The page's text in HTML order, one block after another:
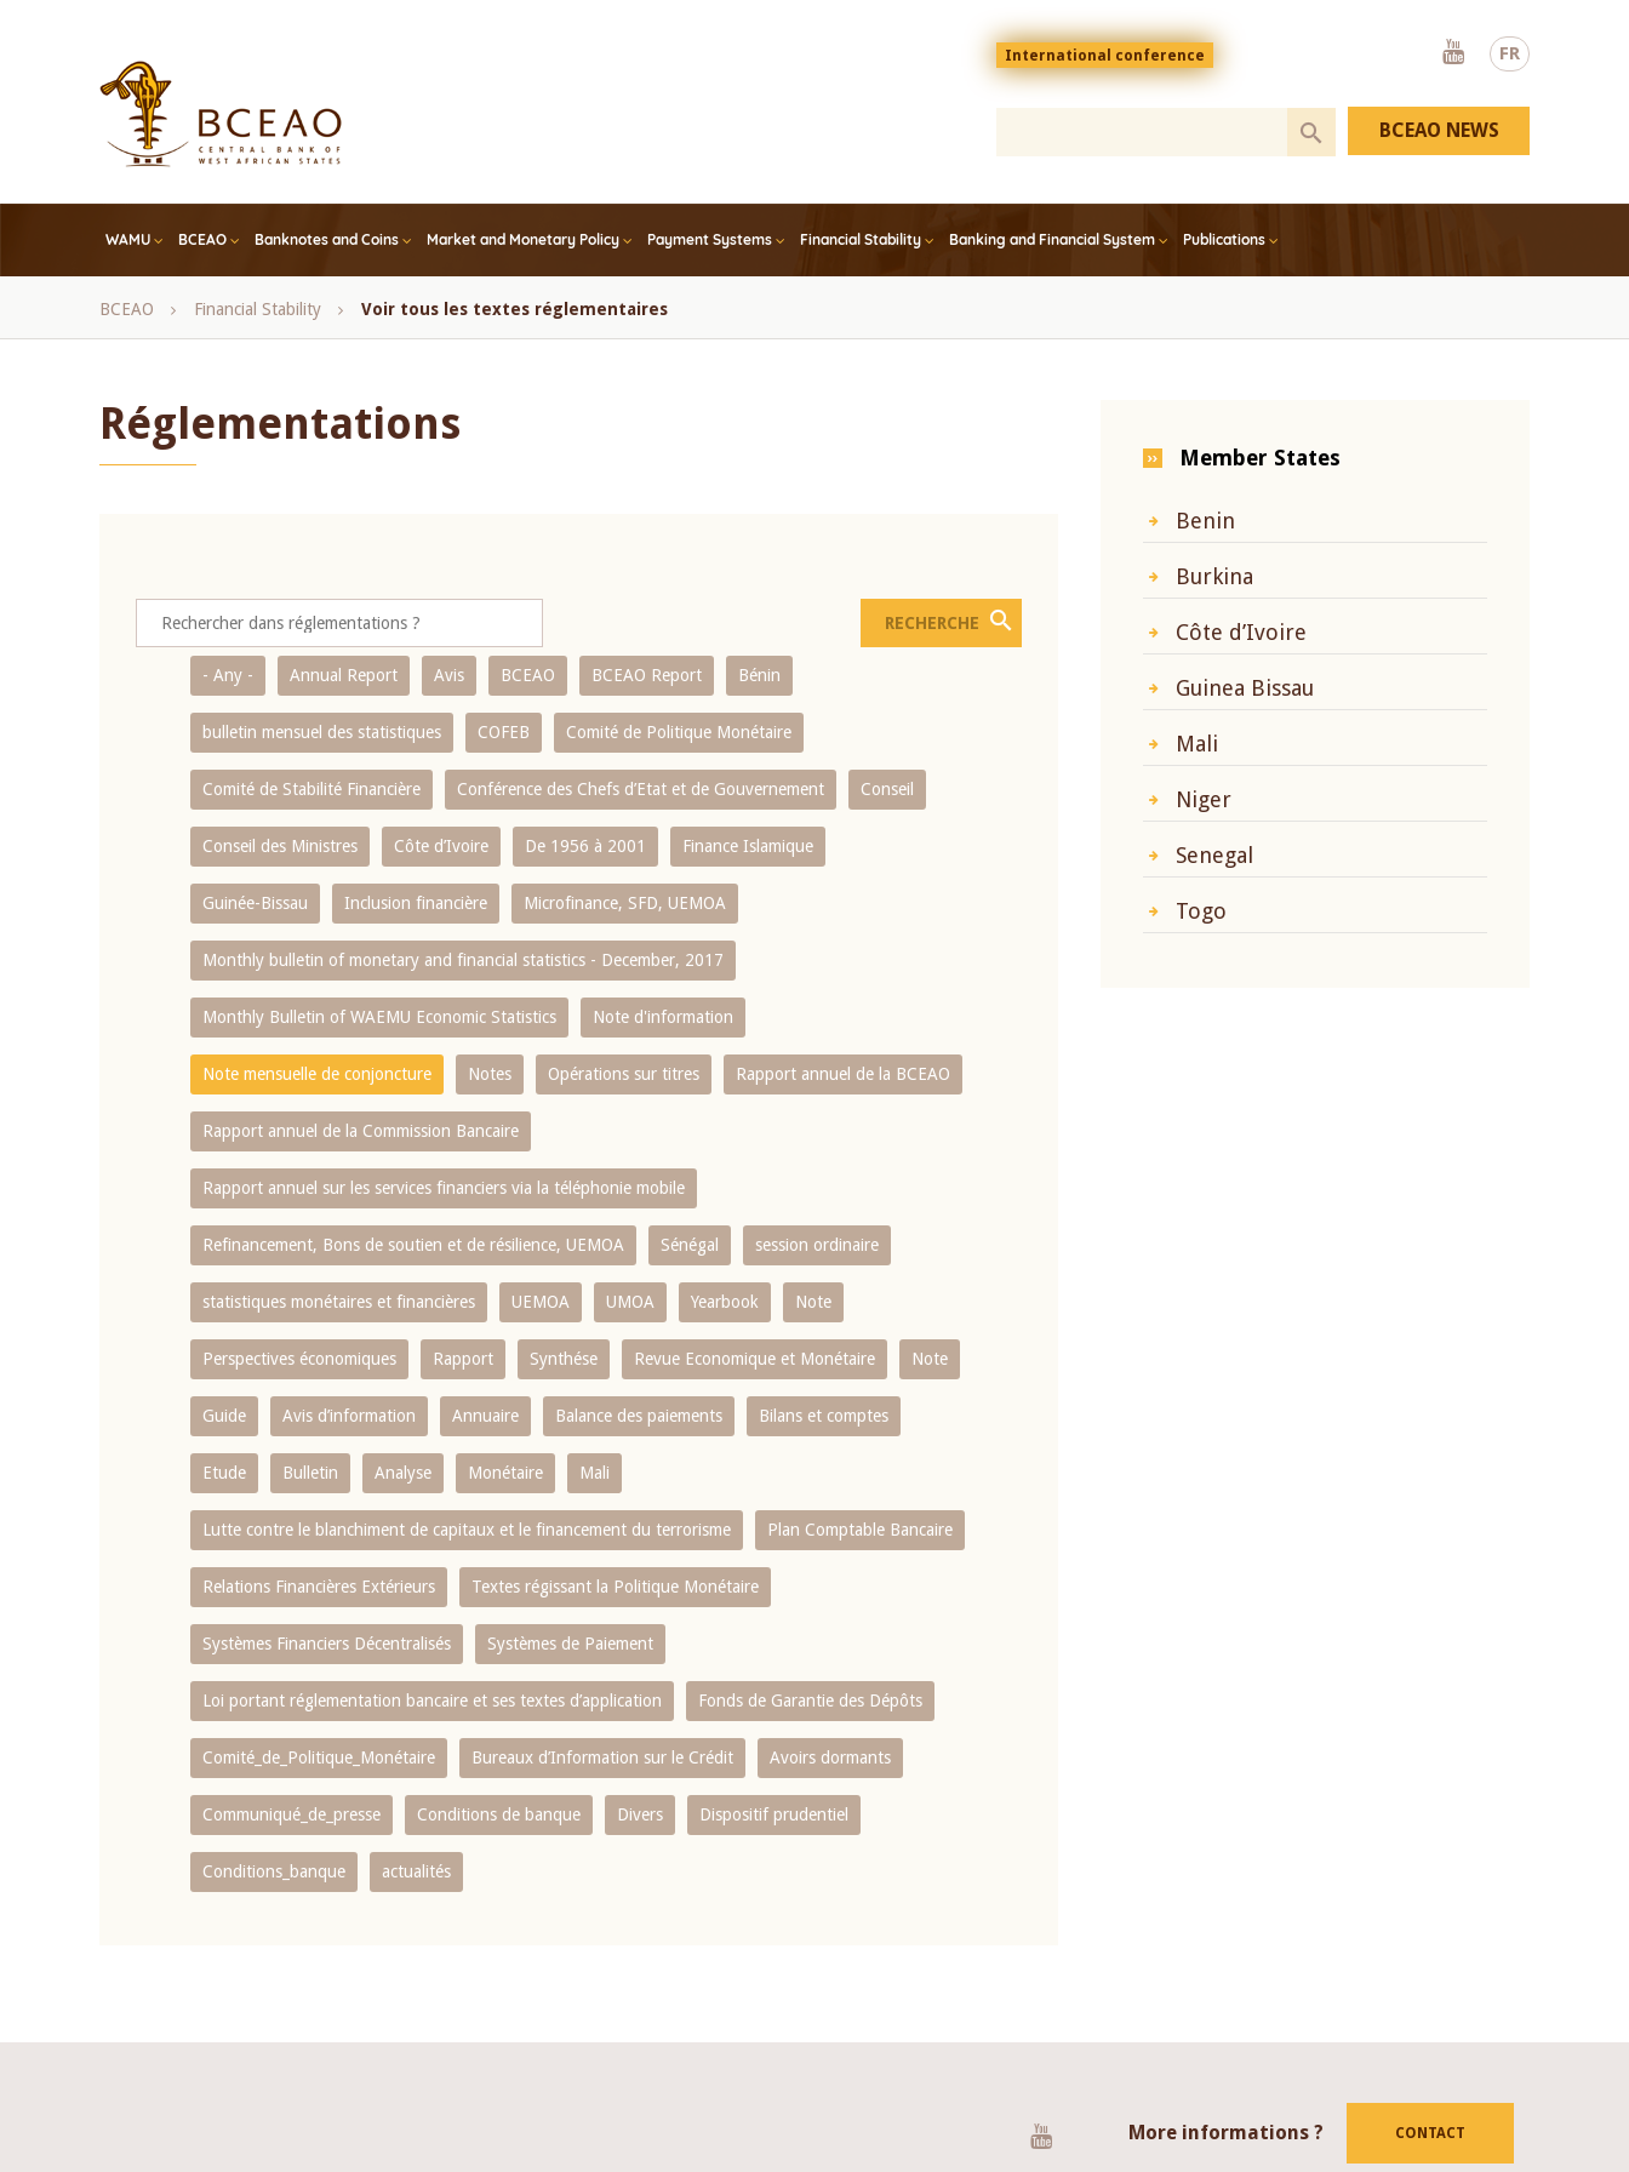
FR
Menu
top
En
International conference
Youtube
WAMU BCEAO Banknotes and Coins Market and Monetary Policy Payment Systems Financial Stability Banking and Financial System Publications
BCEAO NEWS
Breadcrumb
BCEAO Financial Stability Voir tous les textes réglementaires
Réglementations
- Any - Annual Report Avis BCEAO BCEAO Report Bénin
bulletin mensuel des statistiques COFEB Comité de Politique Monétaire
Comité de Stabilité Financière Conférence des Chefs d’Etat et de Gouvernement Conseil
Conseil des Ministres Côte d’Ivoire De 1956 à 2001 Finance Islamique
Guinée-Bissau Inclusion financière Microfinance, SFD, UEMOA
Monthly bulletin of monetary and financial statistics - December, 2017
Monthly Bulletin of WAEMU Economic Statistics Note d'information
Note mensuelle de conjoncture Notes Opérations sur titres Rapport annuel de la BCEAO
Rapport annuel de la Commission Bancaire
Rapport annuel sur les services financiers via la téléphonie mobile
Refinancement, Bons de soutien et de résilience, UEMOA Sénégal session ordinaire
statistiques monétaires et financières UEMOA UMOA Yearbook Note
Perspectives économiques Rapport Synthése Revue Economique et Monétaire Note
Guide Avis d’information Annuaire Balance des paiements Bilans et comptes
Etude Bulletin Analyse Monétaire Mali
Lutte contre le blanchiment de capitaux et le financement du terrorisme Plan Comptable Bancaire
Relations Financières Extérieurs Textes régissant la Politique Monétaire
Systèmes Financiers Décentralisés Systèmes de Paiement
Loi portant réglementation bancaire et ses textes d’application Fonds de Garantie des Dépôts
Comité_de_Politique_Monétaire Bureaux d’Information sur le Crédit Avoirs dormants
Communiqué_de_presse Conditions de banque Divers Dispositif prudentiel
Conditions_banque actualités
Member States
Benin
Burkina
Côte d’Ivoire
Guinea Bissau
Mali
Niger
Senegal
Togo
More informations ? CONTACT